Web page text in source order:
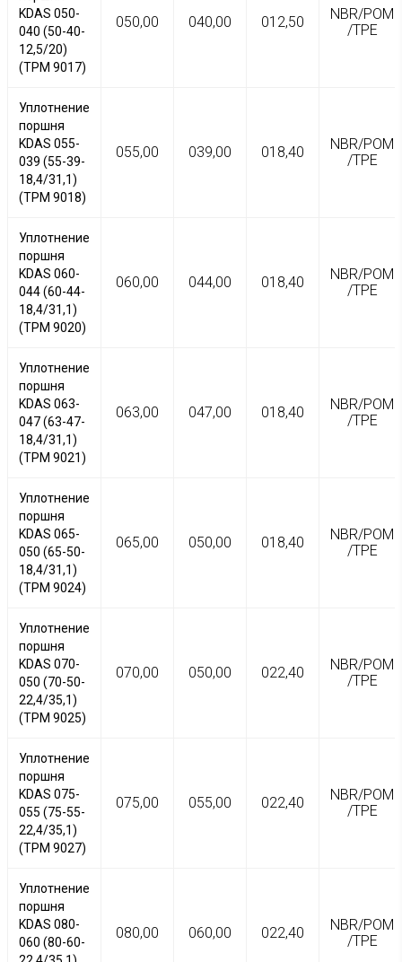
KDAS 050-
040 (50-40-
12,5/20)
(TPM 9017)
050,00 040,00 012,50
NBR/POM
/TPE
Уплотнение
поршня
KDAS 055-
039 (55-39-
18,4/31,1)
(TPM 9018)
055,00 039,00 018,40
NBR/POM
/TPE
Уплотнение
поршня
KDAS 060-
044 (60-44-
18,4/31,1)
(TPM 9020)
060,00 044,00 018,40
NBR/POM
/TPE
Уплотнение
поршня
KDAS 063-
047 (63-47-
18,4/31,1)
(TPM 9021)
063,00 047,00 018,40
NBR/POM
/TPE
Уплотнение
поршня
KDAS 065-
050 (65-50-
18,4/31,1)
(TPM 9024)
065,00 050,00 018,40
NBR/POM
/TPE
Уплотнение
поршня
KDAS 070-
050 (70-50-
22,4/35,1)
(TPM 9025)
070,00 050,00 022,40
NBR/POM
/TPE
Уплотнение
поршня
KDAS 075-
055 (75-55-
22,4/35,1)
(TPM 9027)
075,00 055,00 022,40
NBR/POM
/TPE
Уплотнение
поршня
KDAS 080-
060 (80-60-
080,00 060,00 022,40
NBR/POM
/TPE